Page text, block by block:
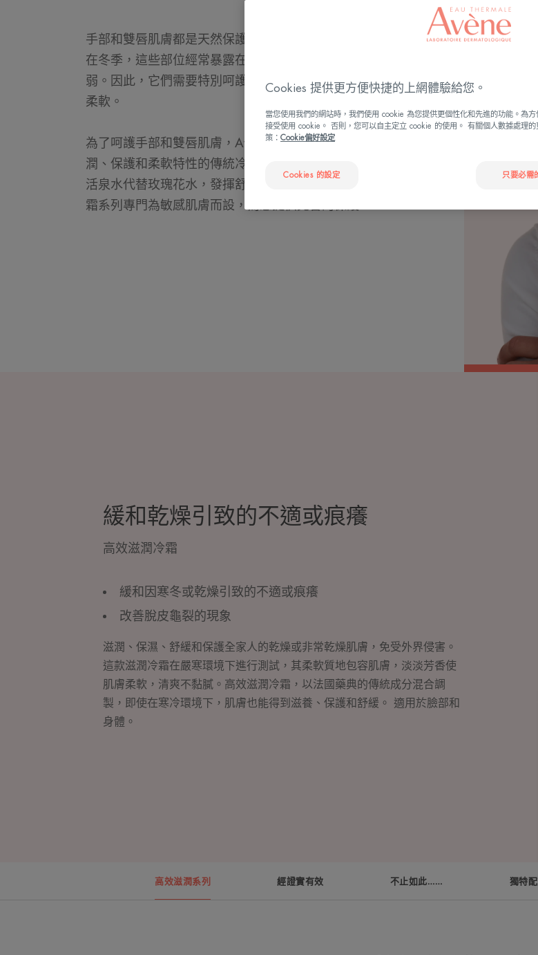
手部和雙唇肌膚都是天然保護性皮脂含量偏低的區域。
在冬季，這些部位經常暴露在寒冷和風足中，使肌膚更加脆
弱。因此，它們需要特別呵護，以應付冬天而又不失舒適和
柔軟。
為了呵護手部和雙唇肌膚，Avène肌膚實驗室重新改良具滋
潤、保護和柔軟特性的傳統冷霜配方，特別是以Avène抗敏
活泉水代替玫瑰花水，發揮舒緩和抗刺激特性。因此滋潤冷
霜系列專門為敏感肌膚而設，為您提供完善的保護。
緩和乾燥引致的不適或痕癢
高效滋潤冷霜
緩和因寒冬或乾燥引致的不適或痕癢
改善脫皮龜裂的現象
滋潤、保濕、舒緩和保護全家人的乾燥或非常乾燥肌膚，免受外界侵害。
這款滋潤冷霜在嚴寒環境下進行測試，其柔軟質地包容肌膚，淡淡芳香使
肌膚柔軟，清爽不黏膩。高效滋潤冷霜，以法國藥典的傳統成分混合調
製，即使在寒冷環境下，肌膚也能得到滋養、保護和舒緩。 適用於臉部和
身體。
高效滋潤系列 經證實有效 不止如此…… 獨特
Cookies 提供更方便快捷的上網體驗給您。
當您使用我們的網站時，我們使用 cookie 為您提供更個性化和先進的功能。為
接受使用 cookie。 否則，您可以自主定立 cookie 的使用。 有關個人數據處理
策： Cookie偏好設定
Cookies 的設定 只要必需